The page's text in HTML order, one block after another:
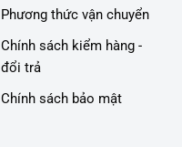
Phương thức vận chuyển
Chính sách kiểm hàng -
đổi trả
Chính sách bảo mật